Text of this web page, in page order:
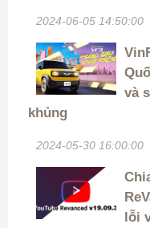
2024-06-05 14:50:00
và
khủng
2024-05-30 16:00:00
lỗi